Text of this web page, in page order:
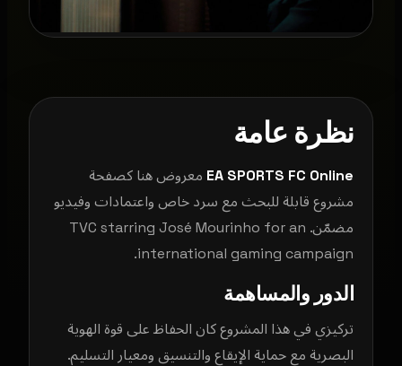
نظرة عامة
EA SPORTS FC Online معروض هنا كصفحة
مشروع قابلة للبحث مع سرد خاص واعتمادات وفيديو
مضمّن. TVC starring José Mourinho for an
international gaming campaign.
الدور والمساهمة
تركيزي في هذا المشروع كان الحفاظ على قوة الهوية
البصرية مع حماية الإيقاع والتنسيق ومعيار التسليم.